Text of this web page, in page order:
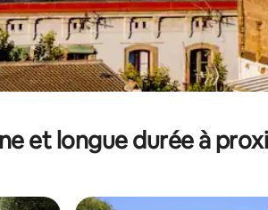
et longue durée à